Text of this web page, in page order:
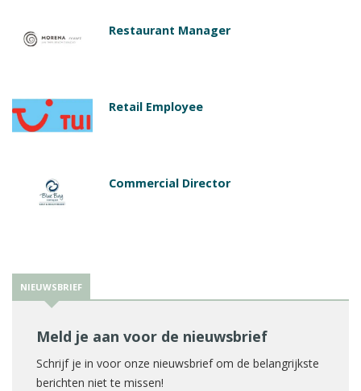
Restaurant Manager
Retail Employee
Commercial Director
NIEUWSBRIEF
Meld je aan voor de nieuwsbrief
Schrijf je in voor onze nieuwsbrief om de belangrijkste
berichten niet te missen!